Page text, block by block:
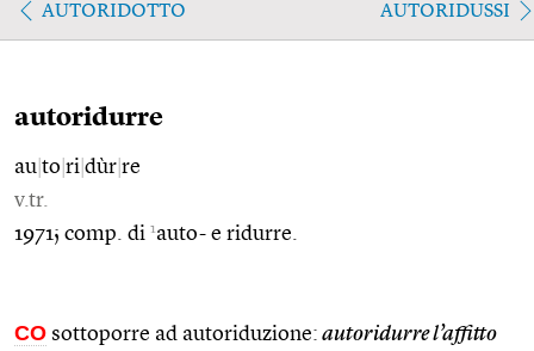
AUTORIDOTTO AUTORIDUSSI
autoridurre
au to ri dùr re
v.tr.
1971; comp. di 1auto- e ridurre.
CO sottoporre ad autoriduzione: autoridurre l’affitto